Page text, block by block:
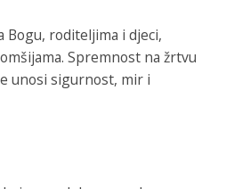
Bogu, roditeljima i djeci,
Spremnost na žrtvu
unosi sigurnost, mir i